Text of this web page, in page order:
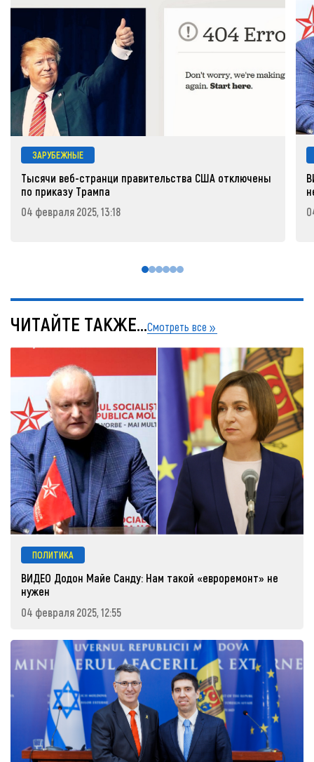
ЗАРУБЕЖНЫЕ
Тысячи веб-странци правительства США отключены
по приказу Трампа
04 февраля 2025, 13:18
ЧИТАЙТЕ ТАКЖЕ...Смотреть все
ПОЛИТИКА
ВИДЕО Додон Майе Санду: Нам такой «евроремонт» не
нужен
04 февраля 2025, 12:55